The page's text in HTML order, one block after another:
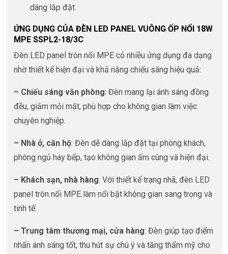
dàng lắp đặt.
ỨNG DỤNG CỦA ĐÈN LED PANEL VUÔNG ỐP NỔI 18W
MPE SSPL2-18/3C
Đèn LED panel tròn nổi MPE có nhiều ứng dụng đa dạng
nhờ thiết kế hiện đại và khả năng chiếu sáng hiệu quả:
– Chiếu sáng văn phòng: Đèn mang lại ánh sáng đồng
đều, giảm mỏi mắt, phù hợp cho không gian làm việc
chuyên nghiệp.
– Nhà ở, căn hộ: Đèn dễ dàng lắp đặt tại phòng khách,
phòng ngủ hay bếp, tạo không gian ấm cúng và hiện đại.
– Khách sạn, nhà hàng: Với thiết kế trang nhã, đèn LED
panel tròn nổi MPE làm nổi bật không gian sang trọng và
tinh tế.
– Trung tâm thương mại, cửa hàng: Đèn giúp tạo điểm
nhấn ánh sáng tốt, thu hút sự chú ý và tăng thẩm mỹ cho